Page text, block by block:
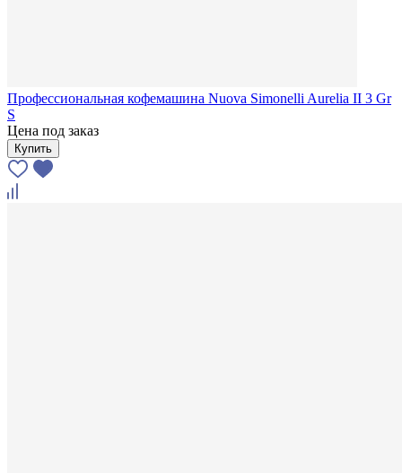
Профессиональная кофемашина Nuova Simonelli Aurelia II 3 Gr
S
Цена под заказ
Купить